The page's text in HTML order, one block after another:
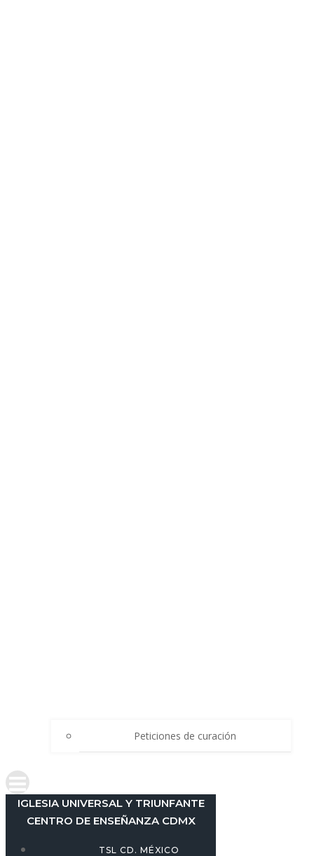
Peticiones de curación
IGLESIA UNIVERSAL Y TRIUNFANTE
CENTRO DE ENSEÑANZA CDMX
TSL CD. MÉXICO